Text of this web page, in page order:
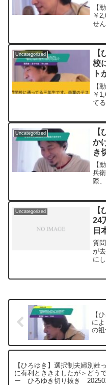
【
￥
せ
ど
ん
Uncategorized
校
ト
な
に
ゆ
【
￥
て
な
わ
Uncategorized
か
き
【
兵
際
で
備
Uncategorized
24
日
か
質
が
に
【
に
の
ー
【ひろゆき】選択制夫婦別姓
に有利とききましたが＞どう
ー ひろゆき切り抜き